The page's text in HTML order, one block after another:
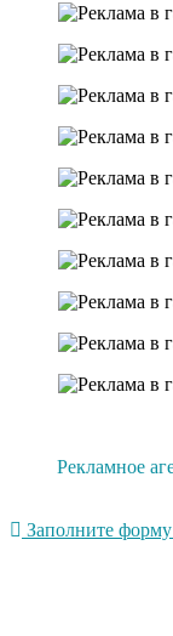
Рекламное
Заполните